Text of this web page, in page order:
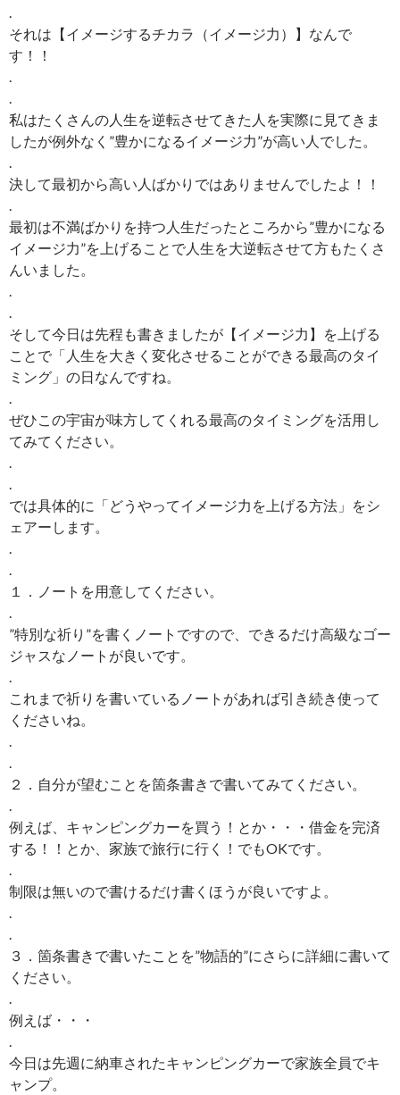
.
それは【イメージするチカラ（イメージ力）】なんで
す！！
.
.
私はたくさんの人生を逆転させてきた人を実際に見てきま
したが例外なく”豊かになるイメージ力”が高い人でした。
.
決して最初から高い人ばかりではありませんでしたよ！！
.
最初は不満ばかりを持つ人生だったところから”豊かになる
イメージ力”を上げることで人生を大逆転させて方もたくさ
んいました。
.
.
そして今日は先程も書きましたが【イメージ力】を上げる
ことで「人生を大きく変化させることができる最高のタイ
ミング」の日なんですね。
.
ぜひこの宇宙が味方してくれる最高のタイミングを活用し
てみてください。
.
.
では具体的に「どうやってイメージ力を上げる方法」をシ
ェアーします。
.
.
１．ノートを用意してください。
.
”特別な祈り”を書くノートですので、できるだけ高級なゴー
ジャスなノートが良いです。
.
これまで祈りを書いているノートがあれば引き続き使って
くださいね。
.
.
２．自分が望むことを箇条書きで書いてみてください。
.
例えば、キャンピングカーを買う！とか・・・借金を完済
する！！とか、家族で旅行に行く！でもOKです。
.
制限は無いので書けるだけ書くほうが良いですよ。
.
.
３．箇条書きで書いたことを”物語的”にさらに詳細に書いて
ください。
.
例えば・・・
.
今日は先週に納車されたキャンピングカーで家族全員でキ
ャンプ。